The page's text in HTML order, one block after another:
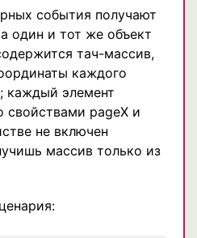
события получают
один и тот же объект
тач-массив,
каждого
каждый элемент
свойствами pageX и
не включен
массив только из